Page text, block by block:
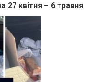
27 квітня – 6 травня